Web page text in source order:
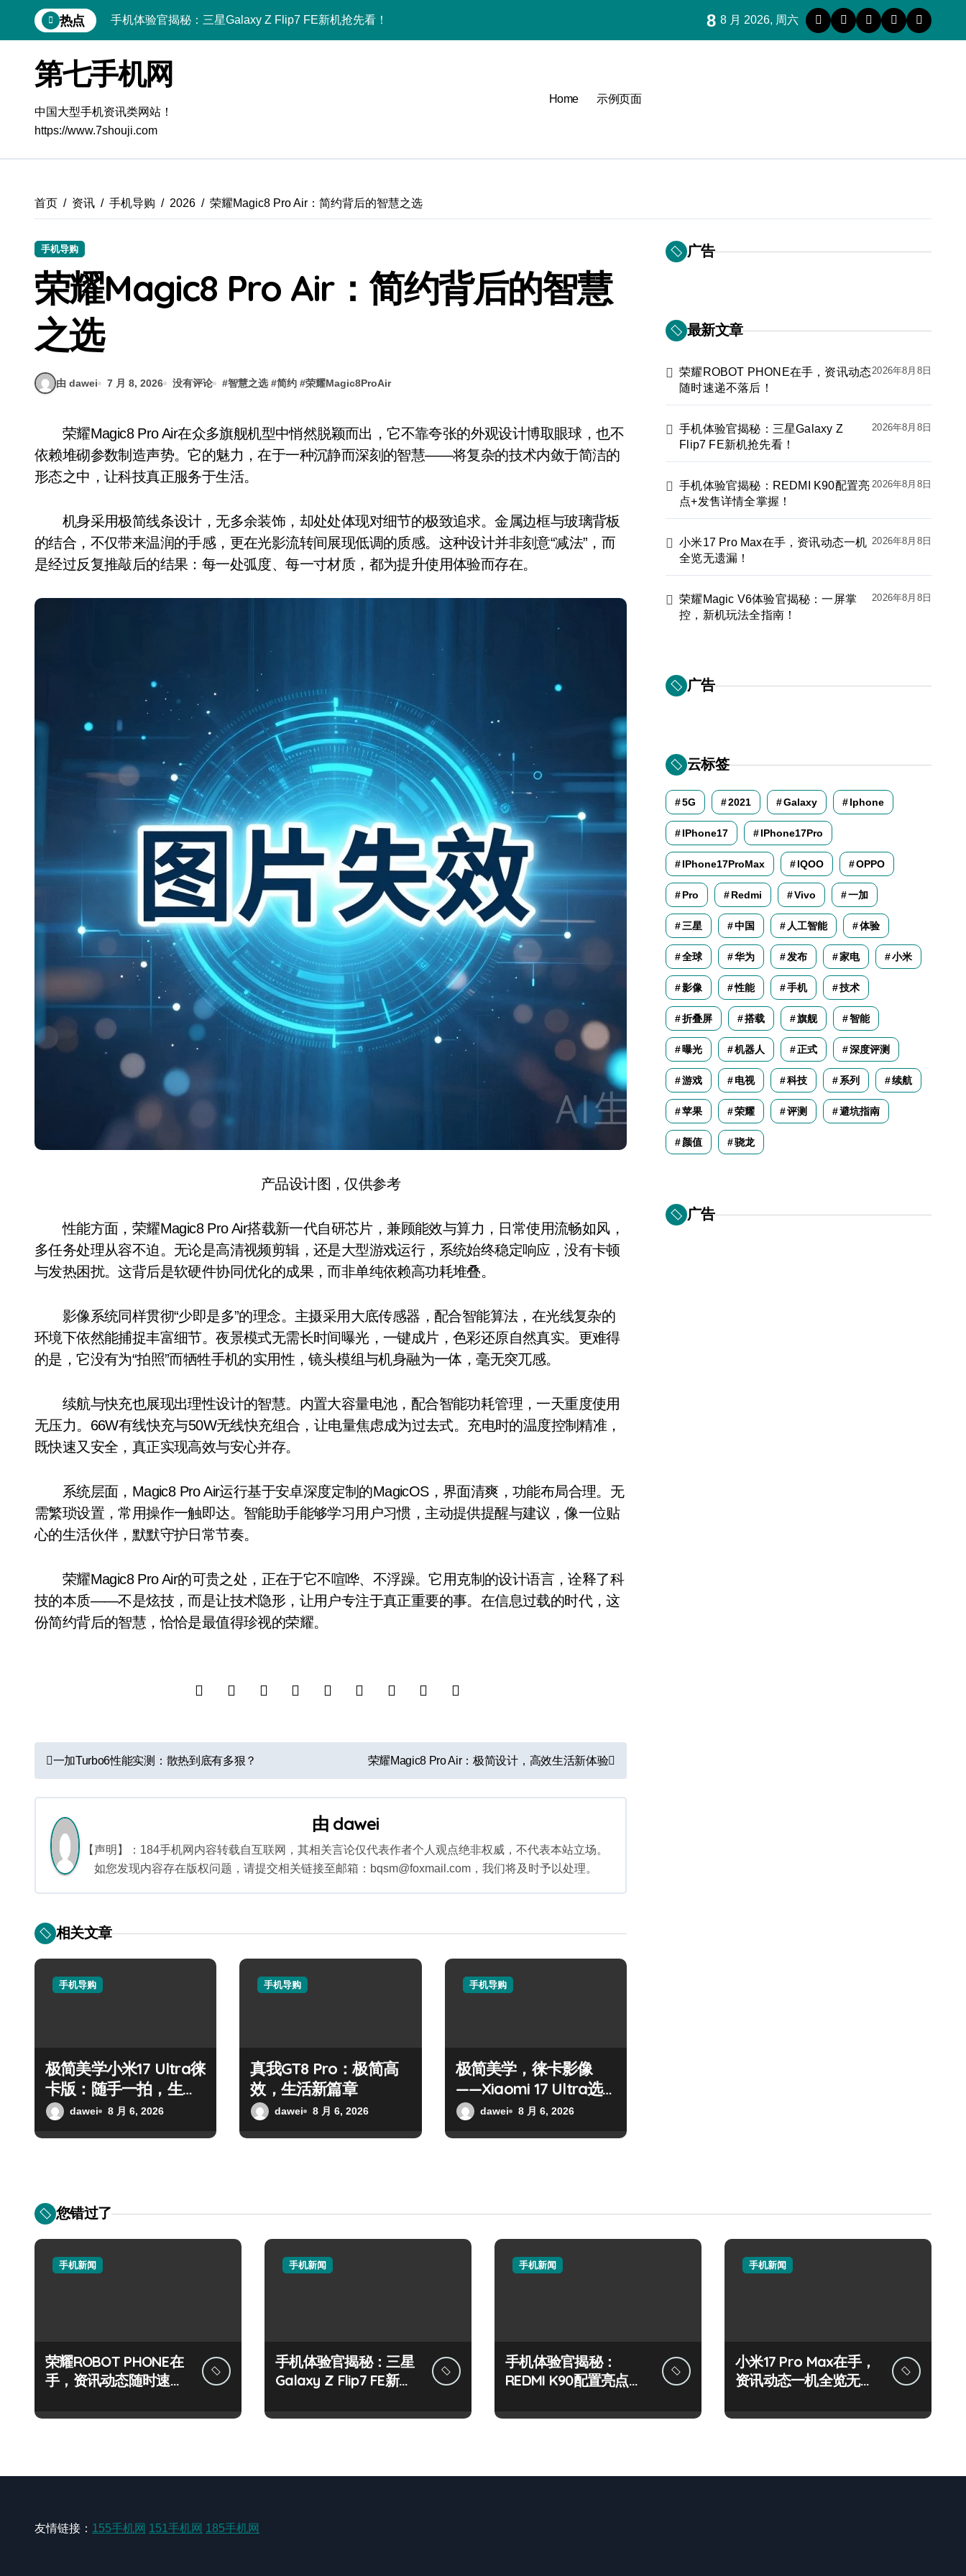
到
热点 手机体验官揭秘：REDMI K90配置亮点+发售详情全掌握！
荣耀Magic V6体验官揭秘：一屏掌控，新机玩法全指南！
iPhone 17 Pro性能大跃升！手机体验官带你抢先探秘
荣耀500 Pro携MOLLY来袭，手机体验官速领前沿科技！
荣耀ROBOT PHONE体验：一触即享，24小时资讯智能相伴！
8 8 月 2026, 周六
第七手机网
中国大型手机资讯类网站！
https://www.7shouji.com
Home 示例页面
首页 资讯 手机导购 2026 荣耀Magic8 Pro Air：简约背后的智慧之选
手机导购
荣耀Magic8 Pro Air：简约背后的智慧
之选
由 dawei 7 月 8, 2026 没有评论 #智慧之选 #简约 #荣耀Magic8ProAir
荣耀Magic8 Pro Air在众多旗舰机型中悄然脱颖而出，它不靠夸张的外观设计博取眼球，也不
依赖堆砌参数制造声势。它的魅力，在于一种沉静而深刻的智慧——将复杂的技术内敛于简洁的
形态之中，让科技真正服务于生活。
机身采用极简线条设计，无多余装饰，却处处体现对细节的极致追求。金属边框与玻璃背板
的结合，不仅带来温润的手感，更在光影流转间展现低调的质感。这种设计并非刻意“减法”，而
是经过反复推敲后的结果：每一处弧度、每一寸材质，都为提升使用体验而存在。
产品设计图，仅供参考
性能方面，荣耀Magic8 Pro Air搭载新一代自研芯片，兼顾能效与算力，日常使用流畅如风，
多任务处理从容不迫。无论是高清视频剪辑，还是大型游戏运行，系统始终稳定响应，没有卡顿
与发热困扰。这背后是软硬件协同优化的成果，而非单纯依赖高功耗堆叠。
影像系统同样贯彻“少即是多”的理念。主摄采用大底传感器，配合智能算法，在光线复杂的
环境下依然能捕捉丰富细节。夜景模式无需长时间曝光，一键成片，色彩还原自然真实。更难得
的是，它没有为“拍照”而牺牲手机的实用性，镜头模组与机身融为一体，毫无突兀感。
续航与快充也展现出理性设计的智慧。内置大容量电池，配合智能功耗管理，一天重度使用
无压力。66W有线快充与50W无线快充组合，让电量焦虑成为过去式。充电时的温度控制精准，
既快速又安全，真正实现高效与安心并存。
系统层面，Magic8 Pro Air运行基于安卓深度定制的MagicOS，界面清爽，功能布局合理。无
需繁琐设置，常用操作一触即达。智能助手能够学习用户习惯，主动提供提醒与建议，像一位贴
心的生活伙伴，默默守护日常节奏。
荣耀Magic8 Pro Air的可贵之处，正在于它不喧哗、不浮躁。它用克制的设计语言，诠释了科
技的本质——不是炫技，而是让技术隐形，让用户专注于真正重要的事。在信息过载的时代，这
份简约背后的智慧，恰恰是最值得珍视的荣耀。
文
章
导
航
一加Turbo6性能实测：散热到底有多狠？ 荣耀Magic8 Pro Air：极简设计，高效生活新体验
由 dawei
【声明】：184手机网内容转载自互联网，其相关言论仅代表作者个人观点绝非权威，不代表本站立场。
如您发现内容存在版权问题，请提交相关链接至邮箱：bqsm@foxmail.com，我们将及时予以处理。
相关文章
手机导购
极简美学小米17 Ultra徕
卡版：随手一拍，生活
尽在掌中
dawei 8 月 6, 2026
手机导购
真我GT8 Pro：极简高
效，生活新篇章
dawei 8 月 6, 2026
手机导购
极简美学，徕卡影像
——Xiaomi 17 Ultra选
购指南
dawei 8 月 6, 2026
广告
最新文章
荣耀ROBOT PHONE在手，资讯动态
随时速递不落后！
2026年8月8日
手机体验官揭秘：三星Galaxy Z
Flip7 FE新机抢先看！
2026年8月8日
手机体验官揭秘：REDMI K90配置亮
点+发售详情全掌握！
2026年8月8日
小米17 Pro Max在手，资讯动态一机
全览无遗漏！
2026年8月8日
荣耀Magic V6体验官揭秘：一屏掌
控，新机玩法全指南！
2026年8月8日
广告
云标签
5G 2021 Galaxy Iphone
IPhone17 IPhone17Pro
IPhone17ProMax IQOO OPPO
Pro Redmi Vivo 一加
三星 中国 人工智能 体验
全球 华为 发布 家电 小米
影像 性能 手机 技术
折叠屏 搭载 旗舰 智能
曝光 机器人 正式 深度评测
游戏 电视 科技 系列 续航
苹果 荣耀 评测 避坑指南
颜值 骁龙
广告
您错过了
手机新闻
荣耀ROBOT PHONE在
手，资讯动态随时速递
手机新闻
手机体验官揭秘：三星
Galaxy Z Flip7 FE新机
手机新闻
手机体验官揭秘：
REDMI K90配置亮点
手机新闻
小米17 Pro Max在手，
资讯动态一机全览无遗
友情链接： 155手机网 151手机网 185手机网